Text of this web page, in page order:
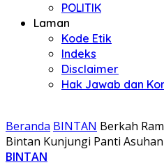
POLITIK
Laman
Kode Etik
Indeks
Disclaimer
Hak Jawab dan
Beranda BINTAN Berkah
Bintan Kunjungi Panti
BINTAN